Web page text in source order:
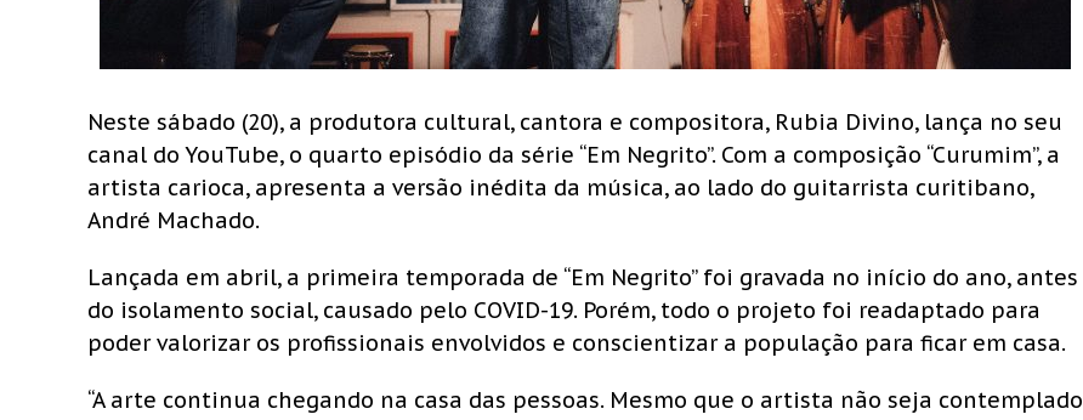
Neste sábado (20), a produtora cultural, cantora e compositora, Rubia Divino, lança no seu
canal do YouTube, o quarto episódio da série “Em Negrito”. Com a composição “Curumim”, a
artista carioca, apresenta a versão inédita da música, ao lado do guitarrista curitibano,
André Machado.
Lançada em abril, a primeira temporada de “Em Negrito” foi gravada no início do ano, antes
do isolamento social, causado pelo COVID-19. Porém, todo o projeto foi readaptado para
poder valorizar os profissionais envolvidos e conscientizar a população para ficar em casa.
“A arte continua chegando na casa das pessoas. Mesmo que o artista não seja contemplado